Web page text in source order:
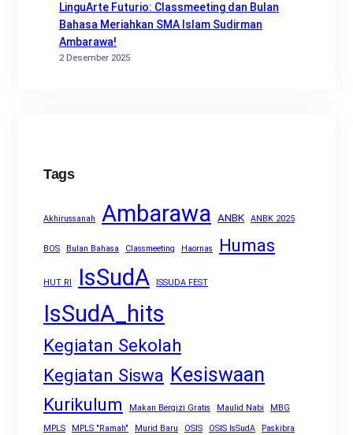
LinguArte Futurio: Classmeeting dan Bulan
Bahasa Meriahkan SMA Islam Sudirman
Ambarawa!
2 Desember 2025
Tags
Akhirussanah Ambarawa ANBK ANBK 2025
BOS Bulan Bahasa Classmeeting Haornas Humas
HUT RI IsSudA ISSUDA FEST
IsSudA_hits
Kegiatan Sekolah
Kegiatan Siswa Kesiswaan
Kurikulum Makan Bergizi Gratis Maulid Nabi
MBG
MPLS
MPLS "Ramah" Murid Baru OSIS OSIS IsSudA
Paskibra